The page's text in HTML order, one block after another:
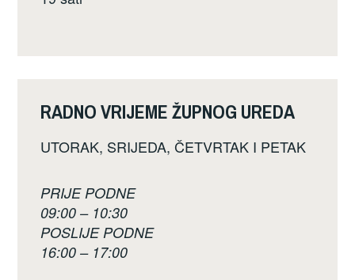
RADNO VRIJEME ŽUPNOG UREDA
UTORAK, SRIJEDA, ČETVRTAK I PETAK
PRIJE PODNE
09:00 – 10:30
POSLIJE PODNE
16:00 – 17:00